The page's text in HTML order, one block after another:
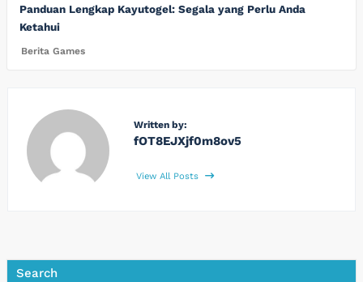
Panduan Lengkap Kayutogel: Segala yang Perlu Anda
Ketahui
Berita Games
Written by:
fOT8EJXjf0m8ov5
View All Posts
Search